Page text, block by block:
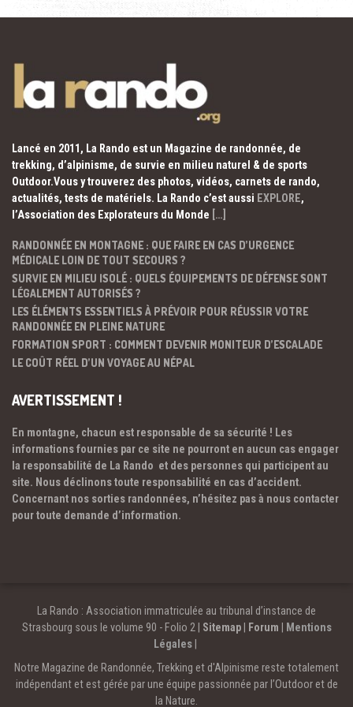
Lancé en 2011, La Rando est un Magazine de randonnée, de
trekking, d’alpinisme, de survie en milieu naturel & de sports
Outdoor.Vous y trouverez des photos, vidéos, carnets de rando,
actualités, tests de matériels. La Rando c’est aussi EXPLORE,
l’Association des Explorateurs du Monde […]
RANDONNÉE EN MONTAGNE : QUE FAIRE EN CAS D’URGENCE
MÉDICALE LOIN DE TOUT SECOURS ?
SURVIE EN MILIEU ISOLÉ : QUELS ÉQUIPEMENTS DE DÉFENSE SONT
LÉGALEMENT AUTORISÉS ?
LES ÉLÉMENTS ESSENTIELS À PRÉVOIR POUR RÉUSSIR VOTRE
RANDONNÉE EN PLEINE NATURE
FORMATION SPORT : COMMENT DEVENIR MONITEUR D’ESCALADE
LE COÛT RÉEL D’UN VOYAGE AU NÉPAL
AVERTISSEMENT !
En montagne, chacun est responsable de sa sécurité ! Les
informations fournies par ce site ne pourront en aucun cas engager
la responsabilité de La Rando et des personnes qui participent au
site. Nous déclinons toute responsabilité en cas d’accident.
Concernant nos sorties randonnées, n’hésitez pas à nous contacter
pour toute demande d’information.
La Rando : Association immatriculée au tribunal d’instance de
Strasbourg sous le volume 90 - Folio 2 | Sitemap| Forum
Mentions
Légales
Notre Magazine de Randonnée, Trekking et d'Alpinisme reste totalement
indépendant et est gérée par une équipe passionnée par l’Outdoor et de
la Nature.